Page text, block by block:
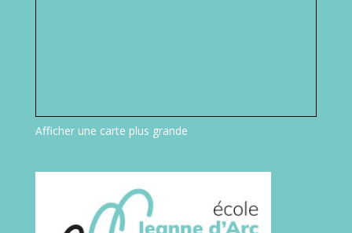
Afficher une carte plus grande